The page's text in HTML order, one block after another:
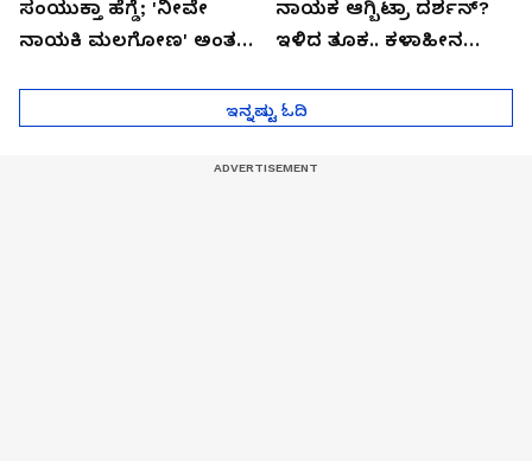
ಸಂಯುಕ್ತಾ ಹೆಗ್ಡೆ; 'ನೀವೇ
ನಾಯಕಿ ಮಲಗೋಣ' ಅಂತ
ನಾಯಕ ಆಗ್ಬಿಟ್ರಾ ದರ್ಶನ್?
ಇಳಿದ ತೂಕ.. ಕಳಾಹೀನ
ಇನ್ನಷ್ಟು ಓದಿ